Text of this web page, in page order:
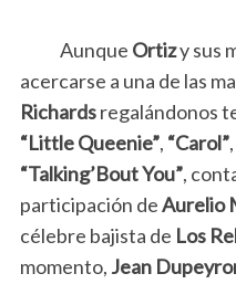
Aunque Ortizy sus
acercarse a una de las
Richardsregalándonos
“Little Queenie”, “Carol”,
“Talking’Bout You”,
participación deAurelio
célebre bajista de Los
momento, Jean